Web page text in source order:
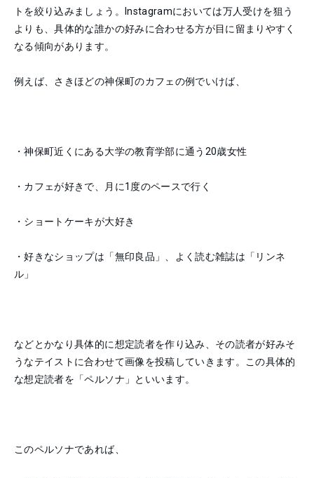
トを絞り込みましょう。Instagramにおいては万人受けを狙う
よりも、具体的な誰かの好みに合わせる方が目に留まりやすく
なる傾向があります。
例えば、さきほどの神保町のカフェの例でいけば、
・神保町近くにある大学の教育学部に通う20歳女性
・カフェが好きで、月に1度のペースで行く
・ショートケーキが大好き
・好きなショップは「無印良品」、よく読む雑誌は「リンネ
ル」
などとかなり具体的に想定読者を作り込み、その読者が好みそ
うなテイストに合わせて画像を投稿していきます。この具体的
な想定読者を「ペルソナ」といいます。
このペルソナであれば、